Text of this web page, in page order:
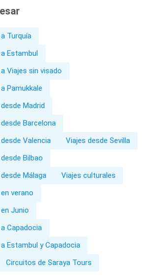
Turquía
Estambul
Viajes sin visado
Pamukkale
Madrid
Barcelona
Valencia
Viajes desde Sevilla
Bilbao
Málaga
Viajes culturales
verano
Junio
Capadocia
Estambul y Capadocia
Circuitos de Saraya Tours